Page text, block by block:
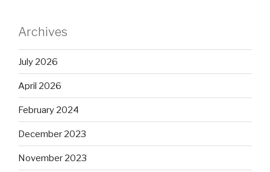
Archives
July 2026
April 2026
February 2024
December 2023
November 2023